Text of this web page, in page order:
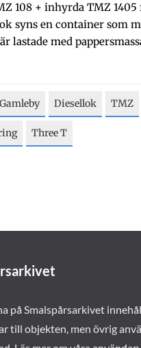
108 + inhyrda TMZ
syns en container som
lastade med
Diesellok TMZ
Three T
på Smalspårsarkivet
till objekten, men övrig